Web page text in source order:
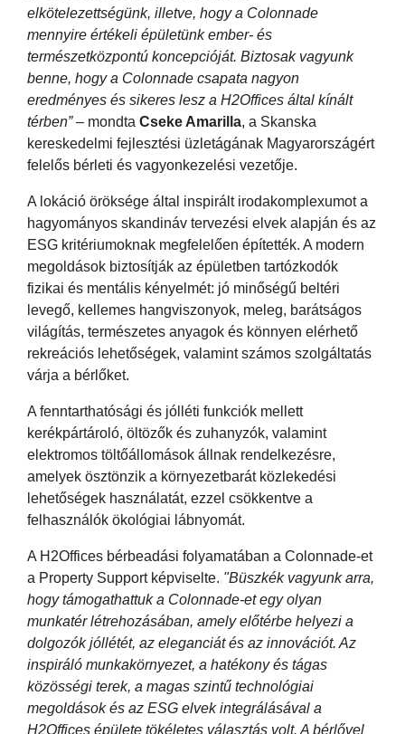
elkötelezettségünk, illetve, hogy a Colonnade
mennyire értékeli épületünk ember- és
természetközpontú koncepcióját. Biztosak vagyunk
benne, hogy a Colonnade csapata nagyon
eredményes és sikeres lesz a H2Offices által kínált
térben”– mondta Cseke Amarilla, a Skanska
kereskedelmi fejlesztési üzletágának Magyarországért
felelős bérleti és vagyonkezelési vezetője.
A lokáció öröksége által inspirált irodakomplexumot a
hagyományos skandináv tervezési elvek alapján és az
ESG kritériumoknak megfelelően építették. A modern
megoldások biztosítják az épületben tartózkodók
fizikai és mentális kényelmét: jó minőségű beltéri
levegő, kellemes hangviszonyok, meleg, barátságos
világítás, természetes anyagok és könnyen elérhető
rekreációs lehetőségek, valamint számos szolgáltatás
várja a bérlőket.
A fenntarthatósági és jólléti funkciók mellett
kerékpártároló, öltözők és zuhanyzók, valamint
elektromos töltőállomások állnak rendelkezésre,
amelyek ösztönzik a környezetbarát közlekedési
lehetőségek használatát, ezzel csökkentve a
felhasználók ökológiai lábnyomát.
A H2Offices bérbeadási folyamatában a Colonnade-et
a Property Support képviselte. "Büszkék vagyunk arra,
hogy támogathattuk a Colonnade-et egy olyan
munkatér létrehozásában, amely előtérbe helyezi a
dolgozók jóllétét, az eleganciát és az innovációt. Az
inspiráló munkakörnyezet, a hatékony és tágas
közösségi terek, a magas szintű technológiai
megoldások és az ESG elvek integrálásával a
H2Offices épülete tökéletes választás volt. A bérlővel